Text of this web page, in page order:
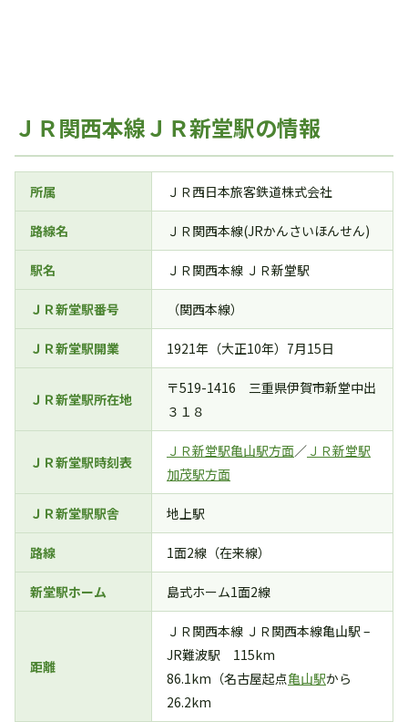
ＪＲ関西本線ＪＲ新堂駅の情報
所属 ＪＲ西日本旅客鉄道株式会社
路線名 ＪＲ関西本線(JRかんさいほんせん)
駅名 ＪＲ関西本線 ＪＲ新堂駅
ＪＲ新堂駅番号 （関西本線）
ＪＲ新堂駅開業 1921年（大正10年）7月15日
ＪＲ新堂駅所在地
〒519-1416 三重県伊賀市新堂中出
３１８
ＪＲ新堂駅時刻表
ＪＲ新堂駅亀山駅方面／ ＪＲ新堂駅
加茂駅方面
ＪＲ新堂駅駅舎 地上駅
路線 1面2線（在来線）
新堂駅ホーム 島式ホーム1面2線
距離
ＪＲ関西本線 ＪＲ関西本線亀山駅 –
JR難波駅 115km
86.1km（名古屋起点亀山駅から
26.2km